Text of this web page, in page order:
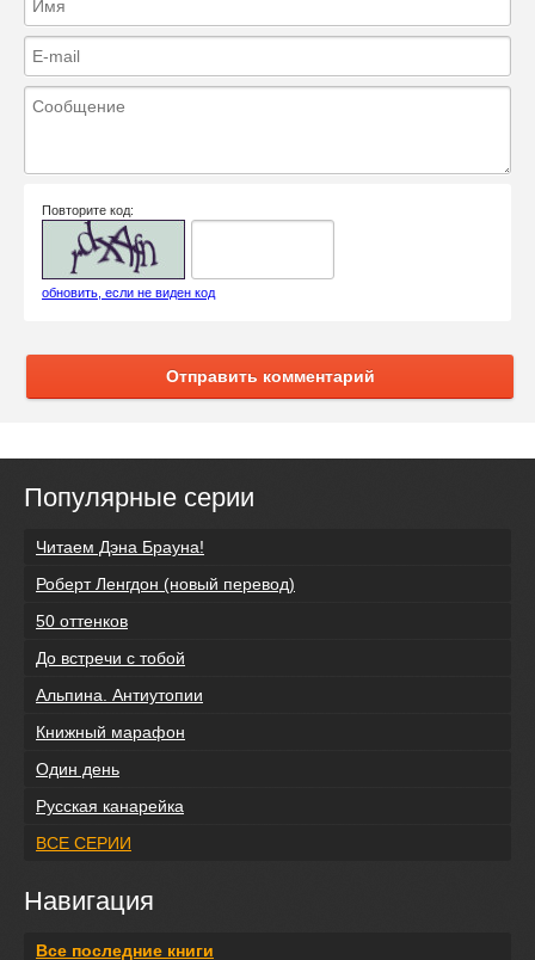
Повторите код:
обновить, если не виден код
Отправить комментарий
Популярные серии
Читаем Дэна Брауна!
Роберт Ленгдон (новый перевод)
50 оттенков
До встречи с тобой
Альпина. Антиутопии
Книжный марафон
Один день
Русская канарейка
ВСЕ СЕРИИ
Навигация
Все последние книги